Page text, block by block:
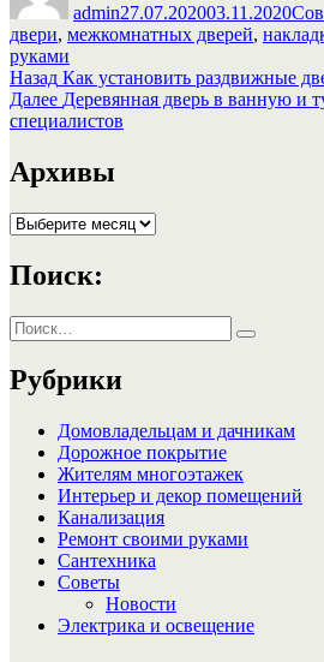
admin27.07.202003.11.2020
двери, межкомнатных дверей,
руками
Навигация
по
Назад Предыдущая
запись:
Как установить раздвижные
Далее Следующая
запись:
Деревянная дверь в ванную и
специалистов
Архивы
Архивы
Поиск:
Искать:
Поиск
Рубрики
Домовладельцам и дачникам
Дорожное покрытие
Жителям многоэтажек
Интерьер и декор помещений
Канализация
Ремонт своими руками
Сантехника
Советы
Новости
Электрика и освещение